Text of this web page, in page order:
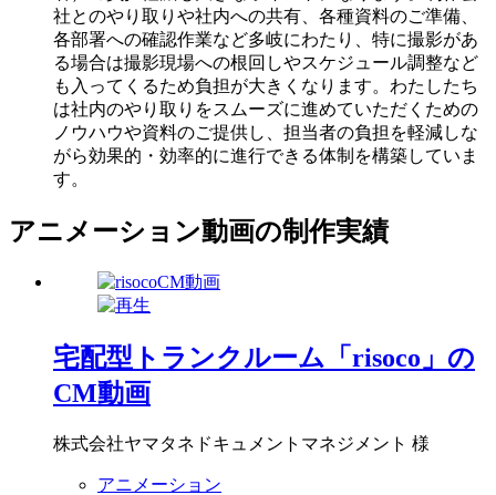
社とのやり取りや社内への共有、各種資料のご準備、
各部署への確認作業など多岐にわたり、特に撮影があ
る場合は撮影現場への根回しやスケジュール調整など
も入ってくるため負担が大きくなります。わたしたち
は社内のやり取りをスムーズに進めていただくための
ノウハウや資料のご提供し、担当者の負担を軽減しな
がら効果的・効率的に進行できる体制を構築していま
す。
アニメーション動画の制作実績
宅配型トランクルーム「risoco」の
CM動画
株式会社ヤマタネドキュメントマネジメント 様
アニメーション